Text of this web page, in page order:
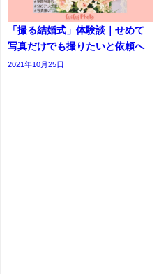
「撮る結婚式」体験談｜せめて
写真だけでも撮りたいと依頼へ
2021年10月25日